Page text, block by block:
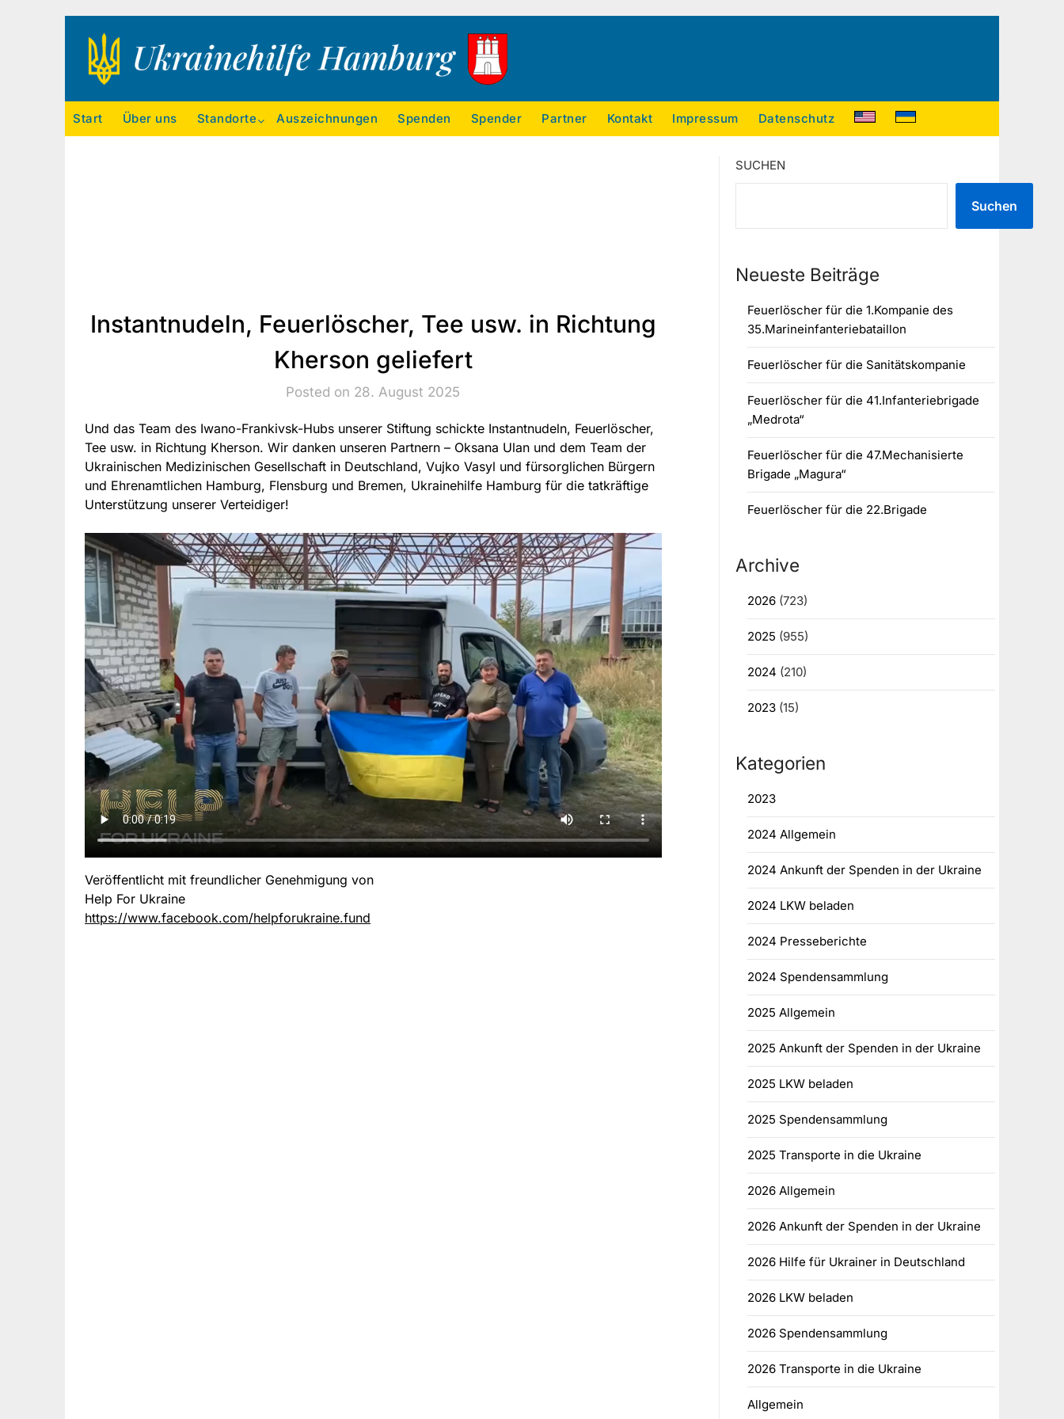
Ukrainehilfe Hamburg
Start Über uns Standorte Auszeichnungen Spenden Spender Partner Kontakt Impressum Datenschutz
Instantnudeln, Feuerlöscher, Tee usw. in Richtung
Kherson geliefert
Posted on 28. August 2025
Und das Team des Iwano-Frankivsk-Hubs unserer Stiftung schickte Instantnudeln, Feuerlöscher,
Tee usw. in Richtung Kherson. Wir danken unseren Partnern – Oksana Ulan und dem Team der
Ukrainischen Medizinischen Gesellschaft in Deutschland, Vujko Vasyl und fürsorglichen Bürgern
und Ehrenamtlichen Hamburg, Flensburg und Bremen, Ukrainehilfe Hamburg für die tatkräftige
Unterstützung unserer Verteidiger!
Veröffentlicht mit freundlicher Genehmigung von
Help For Ukraine
https://www.facebook.com/helpforukraine.fund
SUCHEN
Suchen
Neueste Beiträge
Feuerlöscher für die 1.Kompanie des
35.Marineinfanteriebataillon
Feuerlöscher für die Sanitätskompanie
Feuerlöscher für die 41.Infanteriebrigade
„Medrota“
Feuerlöscher für die 47.Mechanisierte
Brigade „Magura“
Feuerlöscher für die 22.Brigade
Archive
2026(723)
2025 (955)
2024 (210)
2023(15)
Kategorien
2023
2024 Allgemein
2024 Ankunft der Spenden in der Ukraine
2024 LKW beladen
2024 Presseberichte
2024 Spendensammlung
2025 Allgemein
2025 Ankunft der Spenden in der Ukraine
2025 LKW beladen
2025 Spendensammlung
2025 Transporte in die Ukraine
2026 Allgemein
2026 Ankunft der Spenden in der Ukraine
2026 Hilfe für Ukrainer in Deutschland
2026 LKW beladen
2026 Spendensammlung
2026 Transporte in die Ukraine
Allgemein